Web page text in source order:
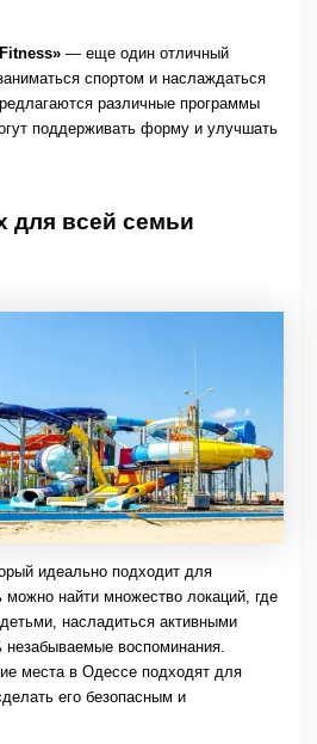
— еще один отличный
спортом и наслаждаться
различные программы
поддерживать форму и улучшать
для всей семьи
идеально подходит для
найти множество локаций, где
насладиться активными
воспоминания.
места в Одессе подходят для
его безопасным и